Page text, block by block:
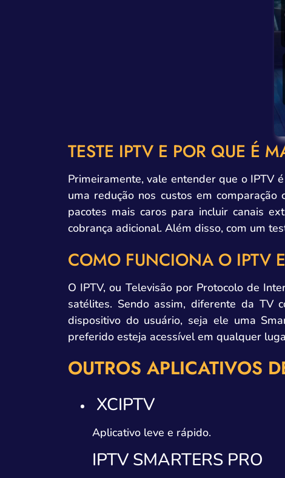
TESTE IPTV E POR QUE É
Primeiramente, vale entender que o IPTV
uma redução nos custos em
pacotes mais caros para incluir canais
cobrança adicional. Além disso, com um
COMO FUNCIONA O IPTV
O IPTV, ou Televisão por Protocolo de
satélites. Sendo assim, diferente da TV
dispositivo do usuário, seja ele uma
preferido esteja acessível em qualquer
OUTROS APLICATIVOS
XCIPTV
Aplicativo leve e rápido.
IPTV SMARTERS PRO